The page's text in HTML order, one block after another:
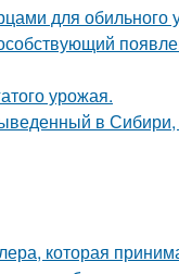
для
урожая.
в
которая